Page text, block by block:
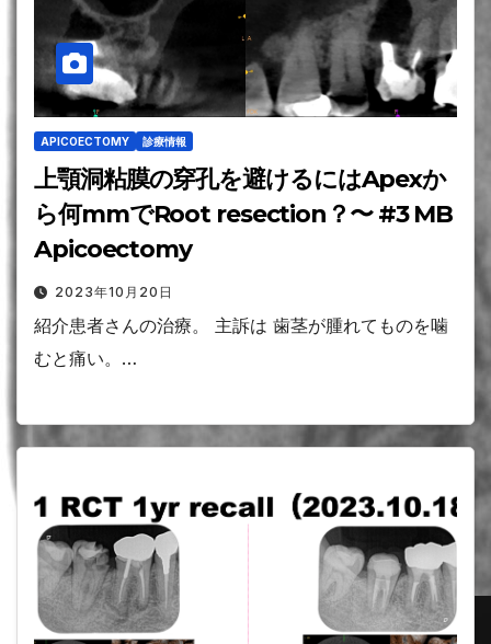
APICOECTOMY 診療情報
上顎洞粘膜の穿孔を避けるにはApexか
ら何mmでRoot resection？〜 #3 MB
Apicoectomy
2023年10月20日
紹介患者さんの治療。 主訴は 歯茎が腫れてものを噛
むと痛い。…